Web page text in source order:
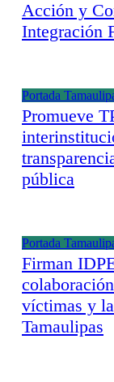
Acción y
Integración
Portada
Promueve
pública
Portada
Firman
víctimas y
Tamaulipas